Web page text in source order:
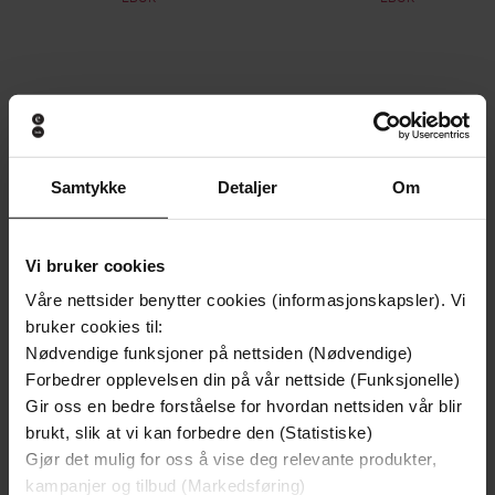
Samtykke Detaljer Om
Vi bruker cookies
Våre nettsider benytter cookies (informasjonskapsler). Vi
bruker cookies til:
Nødvendige funksjoner på nettsiden (Nødvendige)
Forbedrer opplevelsen din på vår nettside (Funksjonelle)
Gir oss en bedre forståelse for hvordan nettsiden vår blir
brukt, slik at vi kan forbedre den (Statistiske)
Gjør det mulig for oss å vise deg relevante produkter,
kampanjer og tilbud (Markedsføring)
Andre har også kjøpt
Vinner av Rivertonprisen
Første gang på tilbud